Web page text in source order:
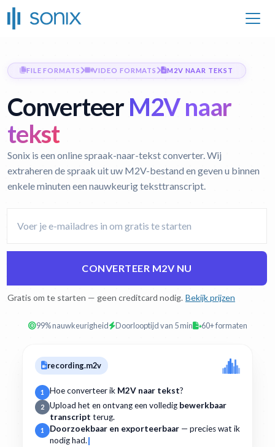
FILE FORMATS VIDEO FORMATS M2V NAAR TEKST
ConverteerM2V naar
tekst
Sonix is een online spraak-naar-tekst converter. Wij
extraheren de spraak uit uw M2V-bestand en geven u binnen
enkele minuten een nauwkeurig teksttranscript.
CONVERTEER M2V NU
Gratis om te starten — geen creditcard nodig. Bekijk prijzen
99% nauwkeurigheid Doorlooptijd van 5 min 60+ formaten
recording.m2v
1 Hoe converteer ik M2V naar tekst?
2 Upload het en ontvang een volledig bewerkbaar
transcript terug.
1 Doorzoekbaar en exporteerbaar — precies wat ik
nodig had.